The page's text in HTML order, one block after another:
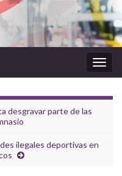
la
desgravar parte de las
ilegales deportivas en